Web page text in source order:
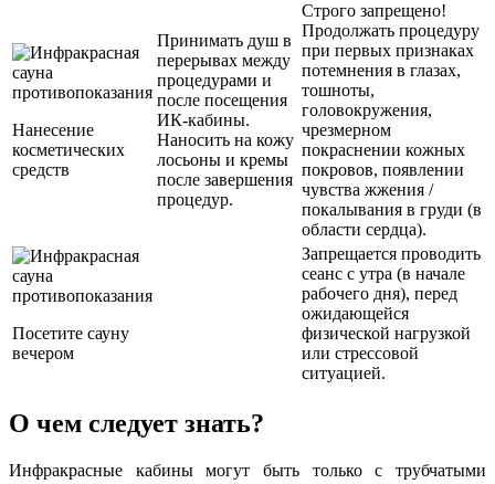
Нанесение
косметических
средств
Принимать душ в
перерывах между
процедурами и
после посещения
ИК-кабины.
Наносить на кожу
лосьоны и кремы
после завершения
процедур.
Строго запрещено!
Продолжать процедуру
при первых признаках
потемнения в глазах,
тошноты,
головокружения,
чрезмерном
покраснении кожных
покровов, появлении
чувства жжения /
покалывания в груди (в
области сердца).
Посетите сауну
вечером
Запрещается проводить
сеанс с утра (в начале
рабочего дня), перед
ожидающейся
физической нагрузкой
или стрессовой
ситуацией.
О чем следует знать?
Инфракрасные кабины могут быть только с трубчатыми